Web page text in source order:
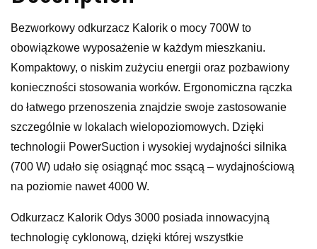
Bezworkowy odkurzacz Kalorik o mocy 700W to
obowiązkowe wyposażenie w każdym mieszkaniu.
Kompaktowy, o niskim zużyciu energii oraz pozbawiony
konieczności stosowania worków. Ergonomiczna rączka
do łatwego przenoszenia znajdzie swoje zastosowanie
szczególnie w lokalach wielopoziomowych. Dzięki
technologii PowerSuction i wysokiej wydajności silnika
(700 W) udało się osiągnąć moc ssącą – wydajnościową
na poziomie nawet 4000 W.
Odkurzacz Kalorik Odys 3000 posiada innowacyjną
technologię cyklonową, dzięki której wszystkie